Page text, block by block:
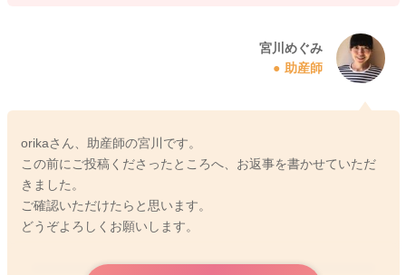
宮川めぐみ
助産師
orikaさん、助産師の宮川です。
この前にご投稿くださったところへ、お返事を書かせていただ
きました。
ご確認いただけたらと思います。
どうぞよろしくお願いします。